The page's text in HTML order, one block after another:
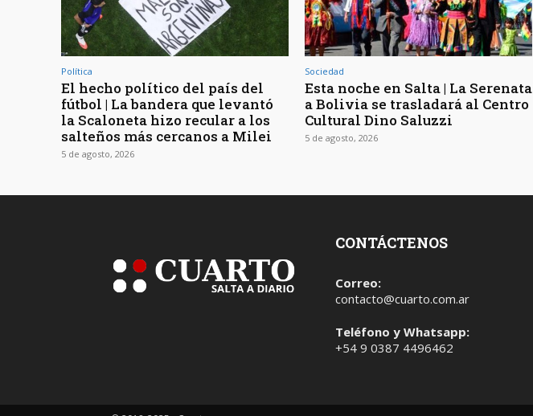
Política
El hecho político del país del
fútbol | La bandera que levantó
la Scaloneta hizo recular a los
salteños más cercanos a Milei
5 de agosto, 2026
Sociedad
Esta noche en Salta | La Serenata
a Bolivia se trasladará al Centro
Cultural Dino Saluzzi
5 de agosto, 2026
CONTÁCTENOS
Correo:
contacto@cuarto.com.ar
Teléfono y Whatsapp:
+54 9 0387 4496462